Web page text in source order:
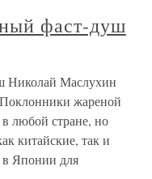
фаст-душ
Николай Маслухин
жареной
любой стране, но
китайские, так и
Японии для